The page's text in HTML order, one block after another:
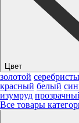
Цвет
золотой
красный белый
изумруд
Все товары